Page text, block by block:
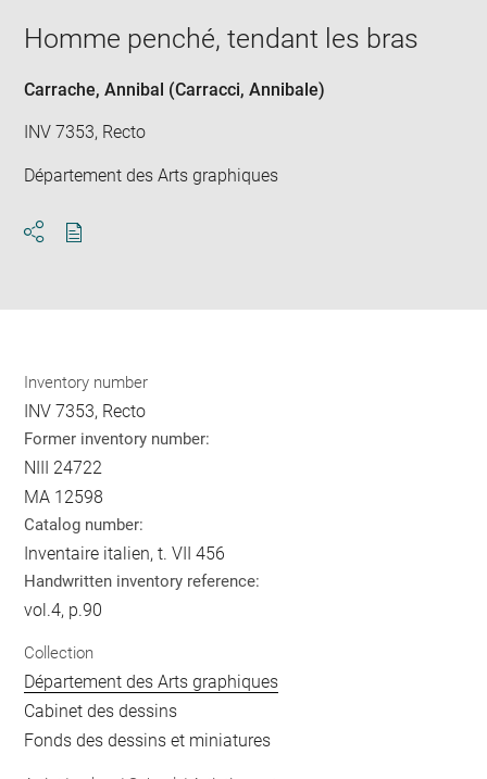
Homme penché, tendant les bras
Carrache, Annibal (Carracci, Annibale)
INV 7353, Recto
Département des Arts graphiques
Inventory number
INV 7353, Recto
Former inventory number:
NIII 24722
MA 12598
Catalog number:
Inventaire italien, t. VII 456
Handwritten inventory reference:
vol.4, p.90
Collection
Département des Arts graphiques
Cabinet des dessins
Fonds des dessins et miniatures